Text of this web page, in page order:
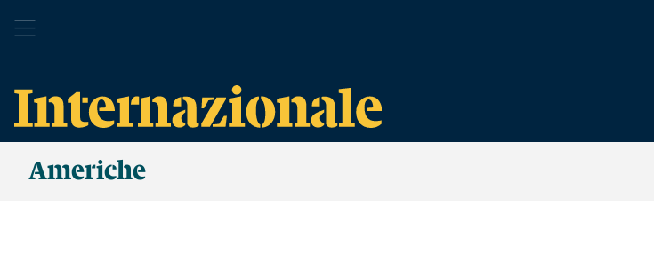
Americhe